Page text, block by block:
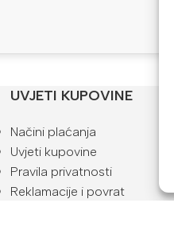
UVJETI KUPOVINE
Načini plaćanja
Uvjeti kupovine
Pravila privatnosti
Reklamacije i povrat